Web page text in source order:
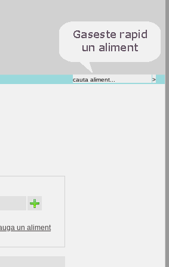
un aliment